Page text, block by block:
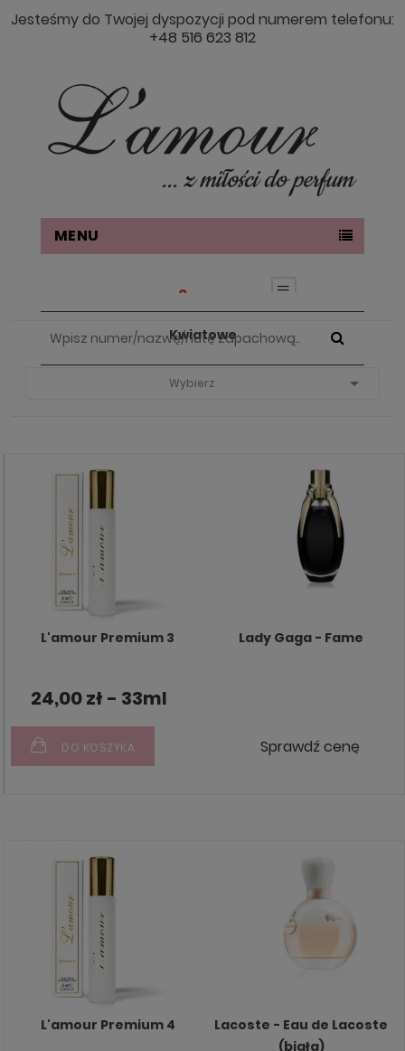
Jesteśmy do Twojej dyspozycji pod numerem telefonu:
+48 516 623 812
MENU
0
Strona Główna Nuty Zapachowe Kwiatowe
Kwiatowe
Wybierz 
L'amour Premium 3 Lady Gaga - Fame
24,00 zł - 33ml
DO KOSZYKA Sprawdź cenę
L'amour Premium 4
Lacoste - Eau de Lacoste
(biała)